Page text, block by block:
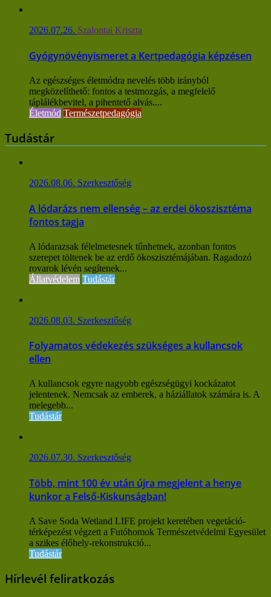
2026.07.26. Szalontai Kriszta
Gyógynövényismeret a Kertpedagógia képzésen
Az egészséges életmódra nevelés több irányból
megközelíthető: fontos a testmozgás, a megfelelő
táplálékbevitel, a pihentető alvás....
Életmód Természetpedagógia
Tudástár
2026.08.06. Szerkesztőség
A lódarázs nem ellenség – az erdei ökoszisztéma
fontos tagja
A lódarazsak félelmetesnek tűnhetnek, azonban fontos
szerepet töltenek be az erdő ökoszisztémájában. Ragadozó
rovarok lévén segítenek...
Állatvédelem Tudástár
2026.08.03. Szerkesztőség
Folyamatos védekezés szükséges a kullancsok
ellen
A kullancsok egyre nagyobb egészségügyi kockázatot
jelentenek. Nemcsak az emberek, a háziállatok számára is. A
melegebb...
Tudástár
2026.07.30. Szerkesztőség
Több, mint 100 év után újra megjelent a henye
kunkor a Felső-Kiskunságban!
A Save Soda Wetland LIFE projekt keretében vegetáció-
térképezést végzett a Futóhomok Természetvédelmi Egyesület
a szikes élőhely-rekonstrukció...
Tudástár
Hírlevél feliratkozás